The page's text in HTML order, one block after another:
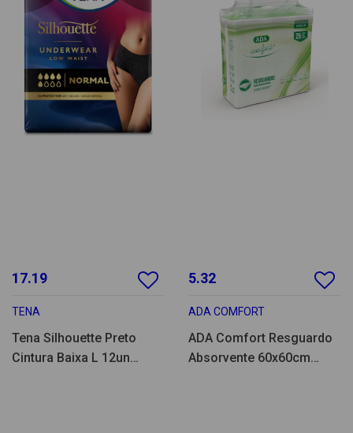
17.19
TENA
Tena Silhouette Preto
Cintura Baixa L 12un
5.32
ADA COMFORT
ADA Comfort Resguardo
Absorvente 60x60cm